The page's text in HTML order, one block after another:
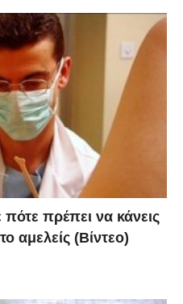
πότε πρέπει να κάνεις
αμελείς (Βίντεο)